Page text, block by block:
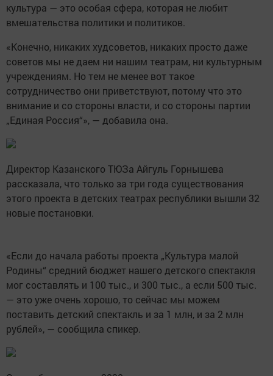
культура — это особая сфера, которая не любит
вмешательства политики и политиков.
«Конечно, никаких худсоветов, никаких просто даже
советов мы не даем ни нашим театрам, ни культурным
учреждениям. Но тем не менее вот такое
сотрудничество они приветствуют, потому что это
внимание и со стороны власти, и со стороны партии
„Единая Россия“», — добавила она.
Директор Казанского ТЮЗа Айгуль Горнышева
рассказала, что только за три года существования
этого проекта в детских театрах республики вышли 32
новые постановки.
«Если до начала работы проекта „Культура малой
Родины“ средний бюджет нашего детского спектакля
мог составлять и 100 тыс., и 300 тыс., а если 500 тыс.
— это уже очень хорошо, то сейчас мы можем
поставить детский спектакль и за 1 млн, и за 2 млн
рублей», — сообщила спикер.